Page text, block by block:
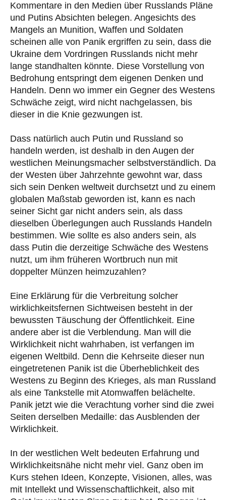
Kommentare in den Medien über Russlands Pläne
und Putins Absichten belegen. Angesichts des
Mangels an Munition, Waffen und Soldaten
scheinen alle von Panik ergriffen zu sein, dass die
Ukraine dem Vordringen Russlands nicht mehr
lange standhalten könnte. Diese Vorstellung von
Bedrohung entspringt dem eigenen Denken und
Handeln. Denn wo immer ein Gegner des Westens
Schwäche zeigt, wird nicht nachgelassen, bis
dieser in die Knie gezwungen ist.
Dass natürlich auch Putin und Russland so
handeln werden, ist deshalb in den Augen der
westlichen Meinungsmacher selbstverständlich. Da
der Westen über Jahrzehnte gewohnt war, dass
sich sein Denken weltweit durchsetzt und zu einem
globalen Maßstab geworden ist, kann es nach
seiner Sicht gar nicht anders sein, als dass
dieselben Überlegungen auch Russlands Handeln
bestimmen. Wie sollte es also anders sein, als
dass Putin die derzeitige Schwäche des Westens
nutzt, um ihm früheren Wortbruch nun mit
doppelter Münzen heimzuzahlen?
Eine Erklärung für die Verbreitung solcher
wirklichkeitsfernen Sichtweisen besteht in der
bewussten Täuschung der Öffentlichkeit. Eine
andere aber ist die Verblendung. Man will die
Wirklichkeit nicht wahrhaben, ist verfangen im
eigenen Weltbild. Denn die Kehrseite dieser nun
eingetretenen Panik ist die Überheblichkeit des
Westens zu Beginn des Krieges, als man Russland
als eine Tankstelle mit Atomwaffen belächelte.
Panik jetzt wie die Verachtung vorher sind die zwei
Seiten derselben Medaille: das Ausblenden der
Wirklichkeit.
In der westlichen Welt bedeuten Erfahrung und
Wirklichkeitsnähe nicht mehr viel. Ganz oben im
Kurs stehen Ideen, Konzepte, Visionen, alles, was
mit Intellekt und Wissenschaftlichkeit, also mit